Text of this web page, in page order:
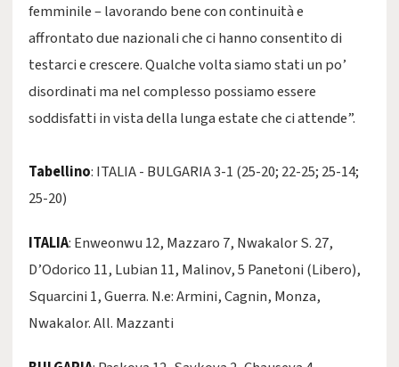
femminile – lavorando bene con continuità e
affrontato due nazionali che ci hanno consentito di
testarci e crescere. Qualche volta siamo stati un po’
disordinati ma nel complesso possiamo essere
soddisfatti in vista della lunga estate che ci attende”.
Tabellino: ITALIA - BULGARIA 3-1 (25-20; 22-25; 25-14;
25-20)
ITALIA: Enweonwu 12, Mazzaro 7, Nwakalor S. 27,
D’Odorico 11, Lubian 11, Malinov, 5 Panetoni (Libero),
Squarcini 1, Guerra. N.e: Armini, Cagnin, Monza,
Nwakalor. All. Mazzanti